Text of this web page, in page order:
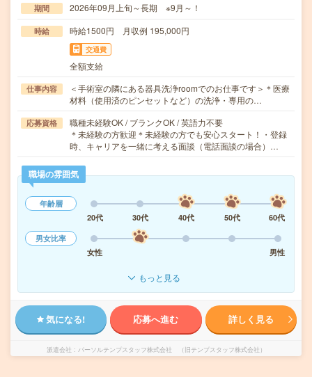
期間 2026年09月上旬～長期 ※9月～！
時給 時給1500円 月収例 195,000円
交通費
全額支給
仕事内容
＜手術室の隣にある器具洗浄roomでのお仕事です＞＊医療
材料（使用済のピンセットなど）の洗浄・専用の…
応募資格
職種未経験OK / ブランクOK / 英語力不要
＊未経験の方歓迎＊未経験の方でも安心スタート！・登録
時、キャリアを一緒に考える面談（電話面談の場合）…
職場の雰囲気
年齢層
20代
30代 40代 50代
60代
男女比率
女性
男性
もっと見る
気になる! 応募へ進む 詳しく見る
派遣会社 パーソルテンプスタッフ株式会社 （旧テンプスタッフ株式会社）